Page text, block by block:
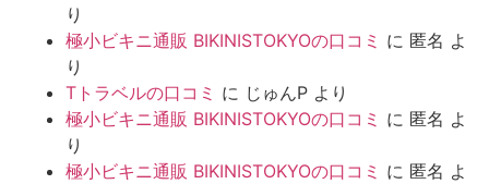
り
極小ビキニ通販 BIKINISTOKYOの口コミ に 匿名 よ
り
Tトラベルの口コミ に じゅんP より
極小ビキニ通販 BIKINISTOKYOの口コミ に 匿名 よ
り
極小ビキニ通販 BIKINISTOKYOの口コミ に 匿名 よ